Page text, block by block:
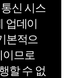
신 시스
업데이
본적으
므로
할 수 없